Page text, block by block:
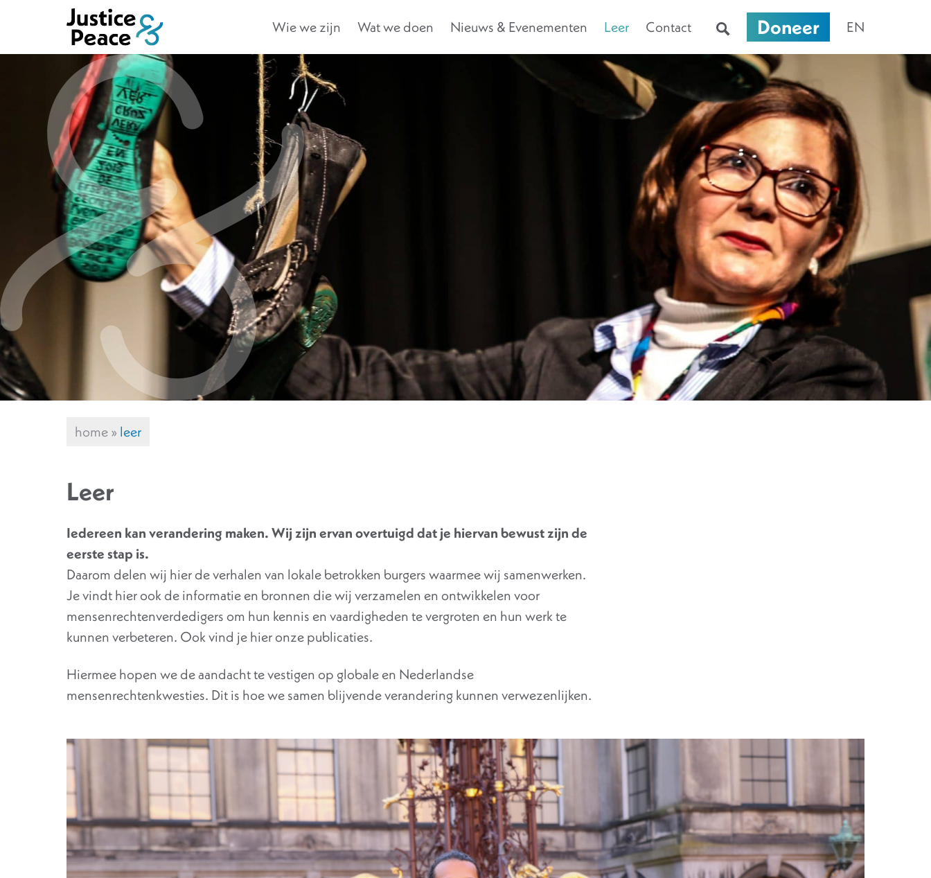
Wie we zijn Wat we doen Nieuws & Evenementen Leer Contact Doneer EN
home»leer
Leer
Iedereen kan verandering maken. Wij zijn ervan overtuigd dat je hiervan bewust zijn de
eerste stap is.
Daarom delen wij hier de verhalen van lokale betrokken burgers waarmee wij samenwerken.
Je vindt hier ook de informatie en bronnen die wij verzamelen en ontwikkelen voor
mensenrechtenverdedigers om hun kennis en vaardigheden te vergroten en hun werk te
kunnen verbeteren. Ook vind je hier onze publicaties.
Hiermee hopen we de aandacht te vestigen op globale en Nederlandse
mensenrechtenkwesties. Dit is hoe we samen blijvende verandering kunnen verwezenlijken.